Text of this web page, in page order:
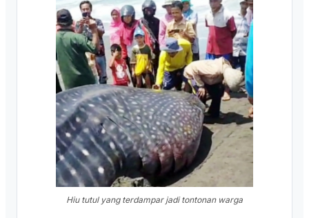
Hiu tutul yang terdampar jadi tontonan warga